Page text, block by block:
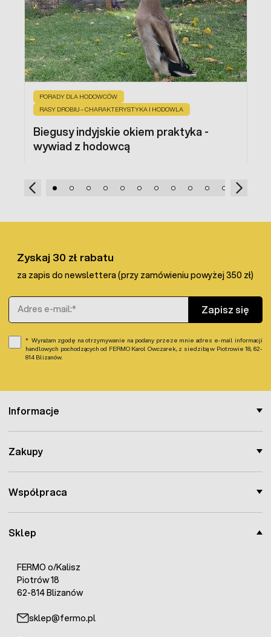
PORADY DLA HODOWCÓW
RASY DROBIU – CHARAKTERYSTYKA I HODOWLA
Biegusy indyjskie okiem praktyka -
wywiad z hodowcą
Sklep
FERMO o/Kalisz
Piotrów 18
62-814 Blizanów
sklep@fermo.pl
Informacje
Zakupy
Współpraca
Zyskaj 30 zł rabatu
za zapis do newslettera (przy zamówieniu powyżej 350 zł)
Adres e-mail
Zapisz się
Wyrażam zgodę na otrzymywanie na podany przeze mnie adres e-mail informacji
handlowych pochodzących od FERMO Karol Owczarek, z siedzibą w Piotrowie 18, 62-
814 Blizanów.